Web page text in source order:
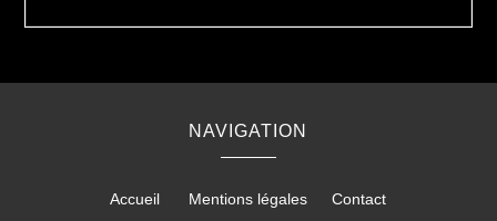
NAVIGATION
Accueil Mentions légales Contact